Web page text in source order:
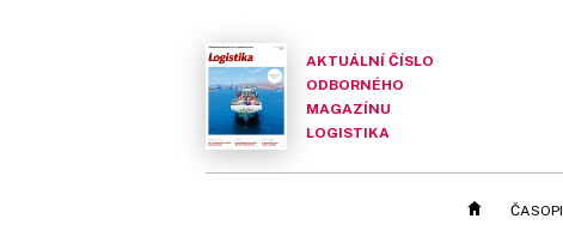
AKTUÁLNÍ ČÍSLO
ODBORNÉHO
MAGAZÍNU
LOGISTIKA